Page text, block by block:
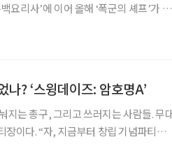
요리사’에 이어 올해 ‘폭군의 셰프’가 만
? ‘스윙데이즈: 암호명A’
장이다. “자, 지금부터 창립 기념파티를